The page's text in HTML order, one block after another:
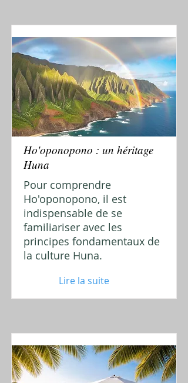
Ho'oponopono : un héritage
Huna
Pour comprendre
Ho'oponopono, il est
indispensable de se
familiariser avec les
principes fondamentaux de
la culture Huna.
Lire la suite